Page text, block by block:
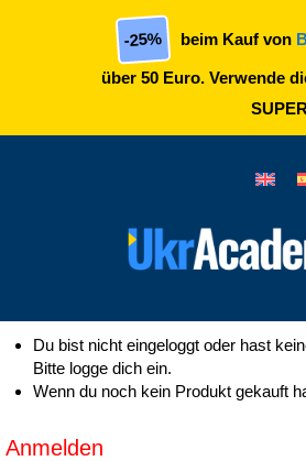
-25% beim Kauf von
über 50 Euro. Verwende
Du bist nicht eingeloggt oder hast
Bitte logge dich ein.
Wenn du noch kein Produkt gekauft
Anmelden